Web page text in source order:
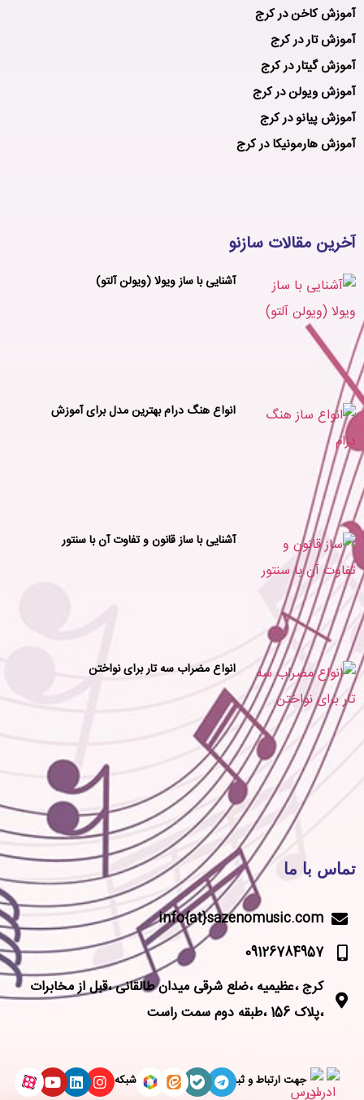
آموزش کاخن در کرج
آموزش تار در کرج
آموزش گیتار در کرج
آموزش ویولن در کرج
آموزش پیانو در کرج
آموزش هارمونیکا در کرج
آخرین مقالات سازنو
آشنایی با ساز ویولا (ویولن آلتو)
انواع هنگ درام بهترین مدل برای آموزش
آشنایی با ساز قانون و تفاوت آن با سنتور
انواع مضراب سه تار برای نواختن
تماس با ما
info{at}sazenomusic.com
09126784957
کرج ،عظیمیه ،ضلع شرقی میدان طالقانی ،قبل از مخابرات
،پلاک 156 ،طبقه دوم سمت راست
جهت ارتباط و ثبت
شبکه